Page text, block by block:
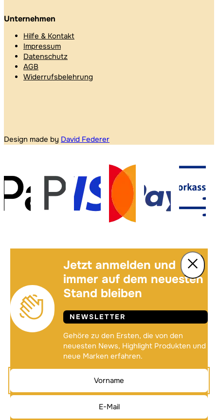
Unternehmen
Hilfe & Kontakt
Impressum
Datenschutz
AGB
Widerrufsbelehrung
Design made by David Federer
Jetzt anmelden und
immer auf dem neuesten
Stand bleiben
NEWSLETTER
Gehöre zu den Ersten, die von den
neuesten News, Highlight Produkten und
neue Marken erfahren.